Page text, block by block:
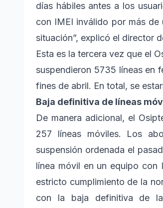
días hábiles antes a los
con IMEI inválido por más
situación”, explicó el director
Esta es la tercera vez que el
suspendieron 5735 líneas en
fines de abril. En total, se
Baja definitiva de líneas
De manera adicional, el
257 líneas móviles. Los
suspensión ordenada el
línea móvil en un equipo
estricto cumplimiento de la
con la baja definitiva de